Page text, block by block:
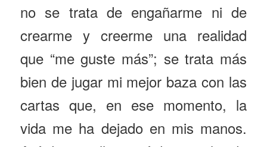
no se trata de engañarme ni de
crearme y creerme una realidad
que “me guste más”; se trata más
bien de jugar mi mejor baza con las
cartas que, en ese momento, la
vida me ha dejado en mis manos.